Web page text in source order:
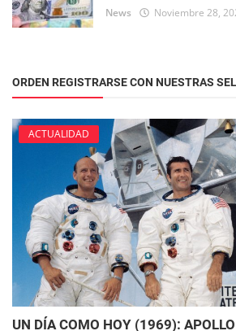
News Noviembre 28,
ORDEN REGISTRARSE CON NUESTRAS
ACTUALIDAD
UN DÍA COMO HOY (1969):